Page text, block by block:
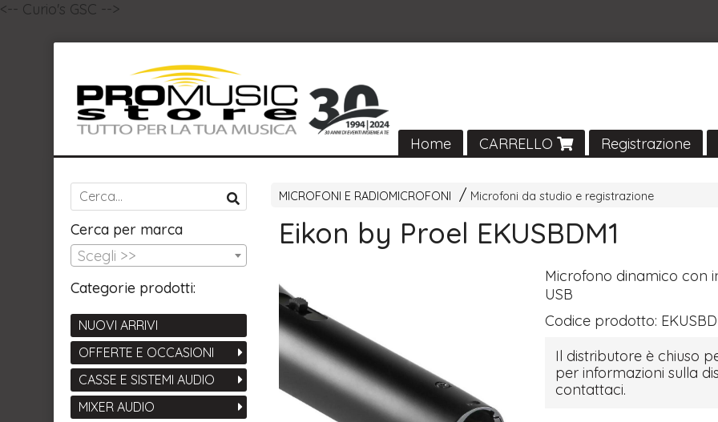
<-- Curio's GSC -->
Home CARRELLO Registrazione
MICROFONI E RADIOMICROFONI Microfoni da studio e registrazione
Eikon by Proel EKUSBDM1
Microfono dinamico con
USB
Codice prodotto:
Il distributore è chiuso
per informazioni sulla
contattaci.
Cerca per marca
Scegli >>
Categorie prodotti:
NUOVI ARRIVI
OFFERTE E OCCASIONI
CASSE E SISTEMI AUDIO
MIXER AUDIO